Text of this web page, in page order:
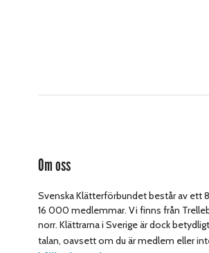
Om oss
Svenska Klätterförbundet består av ett
16 000 medlemmar. Vi finns från
norr. Klättrarna i Sverige är dock
talan, oavsett om du är medlem eller